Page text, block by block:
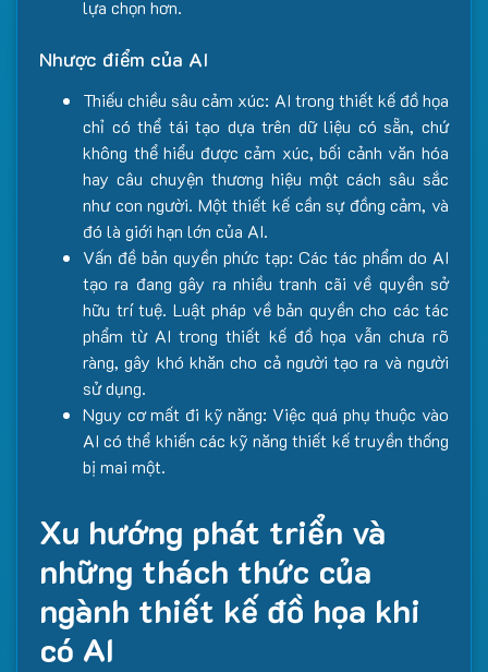
lựa chọn hơn.
Nhược điểm của AI
Thiếu chiều sâu cảm xúc: AI trong thiết kế đồ họa
chỉ có thể tái tạo dựa trên dữ liệu có sẵn, chứ
không thể hiểu được cảm xúc, bối cảnh văn hóa
hay câu chuyện thương hiệu một cách sâu sắc
như con người. Một thiết kế cần sự đồng cảm, và
đó là giới hạn lớn của AI.
Vấn đề bản quyền phức tạp: Các tác phẩm do AI
tạo ra đang gây ra nhiều tranh cãi về quyền sở
hữu trí tuệ. Luật pháp về bản quyền cho các tác
phẩm từ AI trong thiết kế đồ họa vẫn chưa rõ
ràng, gây khó khăn cho cả người tạo ra và người
sử dụng.
Nguy cơ mất đi kỹ năng: Việc quá phụ thuộc vào
AI có thể khiến các kỹ năng thiết kế truyền thống
bị mai một.
Xu hướng phát triển và
những thách thức của
ngành thiết kế đồ họa khi
có AI